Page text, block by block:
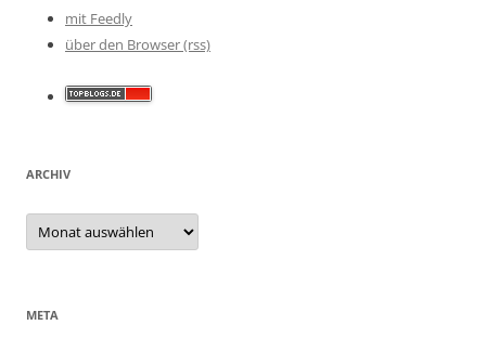
mit Feedly
über den Browser (rss)
ARCHIV
Archiv
META